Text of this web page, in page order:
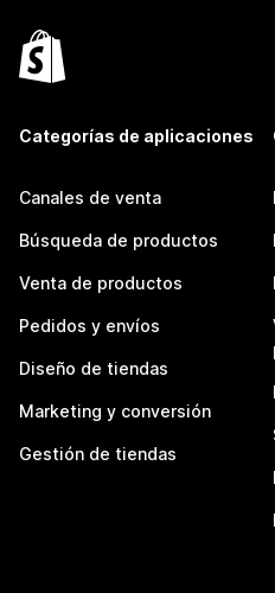
Categorías de aplicaciones
Canales de venta
Búsqueda de productos
Venta de productos
Pedidos y envíos
Diseño de tiendas
Marketing y conversión
Gestión de tiendas